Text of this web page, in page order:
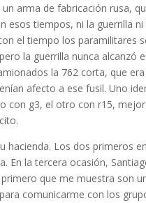
arma de fabricación rusa,
esos tiempos, ni la guerrilla
el tiempo los paramilitares
la guerrilla nunca alcanzó
la 762 corta, que
afecto a ese fusil. Uno
con g3, el otro con r­15,
hacienda. Los dos primeros
En la tercera ocasión,
que me muestra son
comunicarme con los